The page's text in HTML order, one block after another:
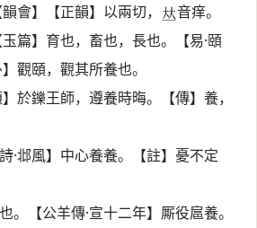
韻會】【正韻】以兩切， 𠀤音痒。
玉篇】育也，畜也，長也。【易·頤
觀頤，觀其所養也。
於鑠王師，遵養時晦。【傳】養，
·邶風】中心養養。【註】憂不定
。【公羊傳·宣十二年】厮役扈養。